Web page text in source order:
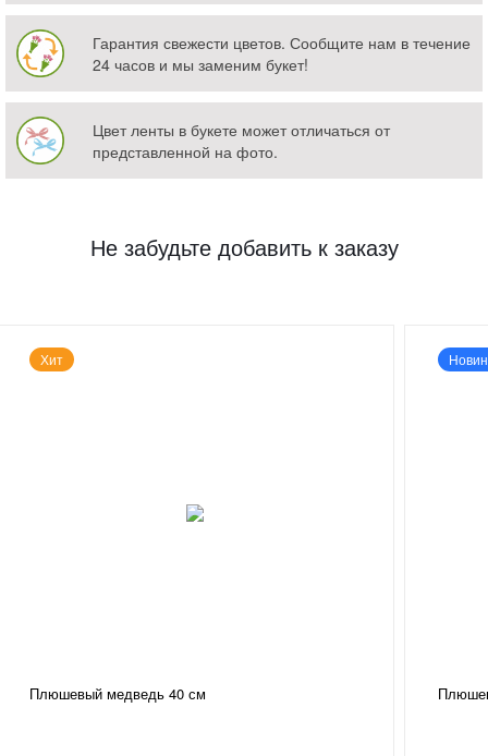
Гарантия свежести цветов. Сообщите нам в течение
24 часов и мы заменим букет!
Цвет ленты в букете может отличаться от
представленной на фото.
Не забудьте добавить к заказу
Хит
Плюшевый медведь 40 см